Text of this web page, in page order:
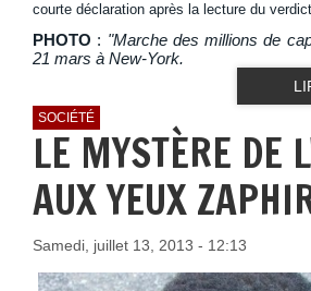
courte déclaration après la lecture du
PHOTO : "Marche des millions de
21 mars à New-York.
SOCIÉTÉ
LE MYSTÈRE DE
AUX YEUX
Samedi, juillet 13, 2013 - 12:13